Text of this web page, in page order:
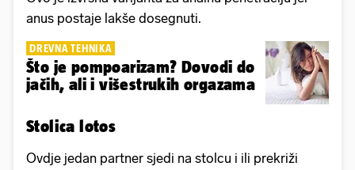
anus postaje lakše dosegnuti.
DREVNA TEHNIKA
Što je pompoarizam? Dovodi do
jačih, ali i višestrukih orgazama
Stolica lotos
Ovdje jedan partner sjedi na stolcu i ili prekriži